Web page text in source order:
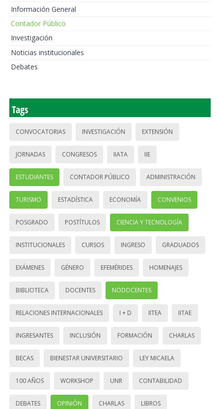
Información General
Contador Público
Investigación
Noticias institucionales
Debates
Tags
CONVOCATORIAS INVESTIGACIÓN EXTENSIÓN
JORNADAS CONGRESOS IIATA IIE
ESTUDIANTES CONTADOR PÚBLICO ADMINISTRACIÓN
TURISMO ESTADÍSTICA ECONOMÍA CONVENIOS
POSGRADO POSTÍTULOS CIENCIA Y TECNOLOGÍA
INSTITUCIONALES CURSOS INGRESO GRADUADOS
EXÁMENES GÉNERO EFEMÉRIDES HOMENAJES
BIBLIOTECA DOCENTES NODOCENTES
RELACIONES INTERNACIONALES I + D IITEA IITAE
INGRESANTES INCLUSIÓN FORMACIÓN CHARLAS
BECAS BIENESTAR UNIVERSITARIO LEY MICAELA
100 AÑOS WORKSHOP UNR CONTABILIDAD
DEBATES OPINIÓN CHARLAS LIBROS